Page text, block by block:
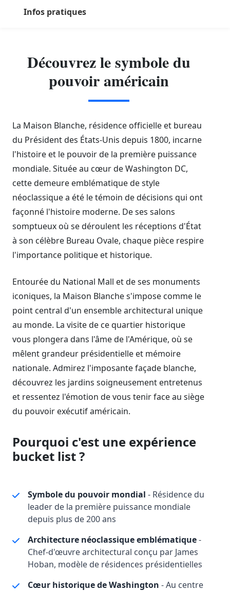
Infos pratiques
Découvrez le symbole du
pouvoir américain
La Maison Blanche, résidence officielle et bureau
du Président des États-Unis depuis 1800, incarne
l'histoire et le pouvoir de la première puissance
mondiale. Située au cœur de Washington DC,
cette demeure emblématique de style
néoclassique a été le témoin de décisions qui ont
façonné l'histoire moderne. De ses salons
somptueux où se déroulent les réceptions d'État
à son célèbre Bureau Ovale, chaque pièce respire
l'importance politique et historique.
Entourée du National Mall et de ses monuments
iconiques, la Maison Blanche s'impose comme le
point central d'un ensemble architectural unique
au monde. La visite de ce quartier historique
vous plongera dans l'âme de l'Amérique, où se
mêlent grandeur présidentielle et mémoire
nationale. Admirez l'imposante façade blanche,
découvrez les jardins soigneusement entretenus
et ressentez l'émotion de vous tenir face au siège
du pouvoir exécutif américain.
Pourquoi c'est une expérience
bucket list ?
Symbole du pouvoir mondial - Résidence du
leader de la première puissance mondiale
depuis plus de 200 ans
Architecture néoclassique emblématique-
Chef-d'œuvre architectural conçu par James
Hoban, modèle de résidences présidentielles
Cœur historique de Washington - Au centre